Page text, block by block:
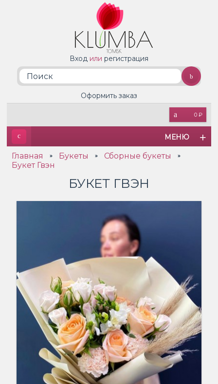
Вход или регистрация
0 ₽
Оформить заказ
МЕНЮ
Главная » Букеты » Сборные букеты »
Букет Гвэн
БУКЕТ ГВЭН